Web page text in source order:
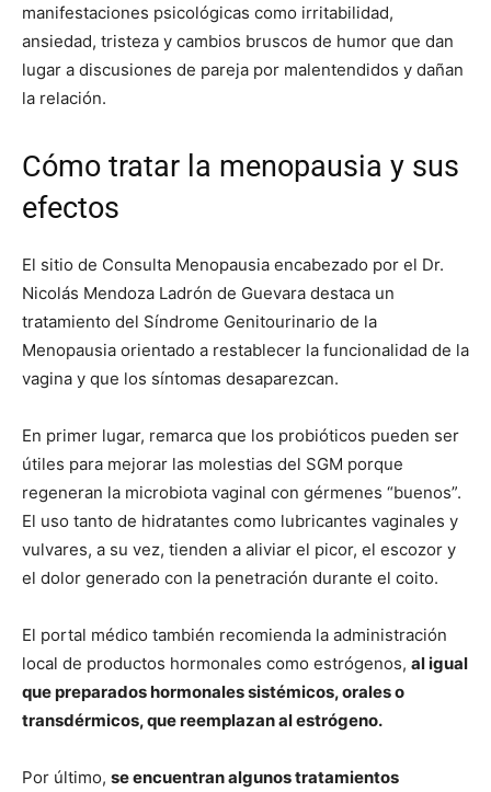
manifestaciones psicológicas como irritabilidad,
ansiedad, tristeza y cambios bruscos de humor que dan
lugar a discusiones de pareja por malentendidos y dañan
la relación.
Cómo tratar la menopausia y sus
efectos
El sitio de Consulta Menopausia encabezado por el Dr.
Nicolás Mendoza Ladrón de Guevara destaca un
tratamiento del Síndrome Genitourinario de la
Menopausia orientado a restablecer la funcionalidad de la
vagina y que los síntomas desaparezcan.
En primer lugar, remarca que los probióticos pueden ser
útiles para mejorar las molestias del SGM porque
regeneran la microbiota vaginal con gérmenes “buenos”.
El uso tanto de hidratantes como lubricantes vaginales y
vulvares, a su vez, tienden a aliviar el picor, el escozor y
el dolor generado con la penetración durante el coito.
El portal médico también recomienda la administración
local de productos hormonales como estrógenos, al igual
que preparados hormonales sistémicos, orales o
transdérmicos, que reemplazan al estrógeno.
Por último, se encuentran algunos tratamientos